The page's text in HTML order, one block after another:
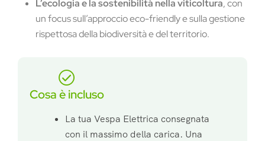
L’ecologia e la sostenibilità nella viticoltura, con
un focus sull’approccio eco-friendly e sulla gestione
rispettosa della biodiversità e del territorio.
Cosa è incluso
La tua Vespa Elettrica consegnata
con il massimo della carica. Una